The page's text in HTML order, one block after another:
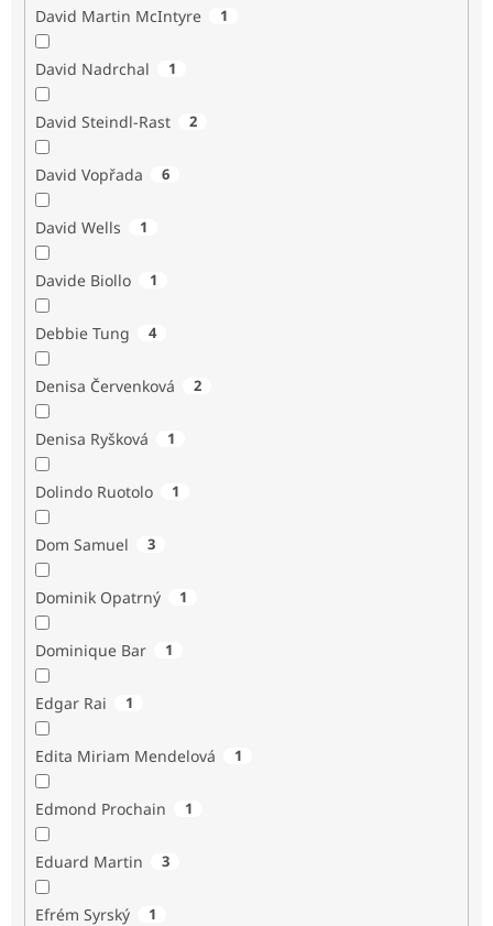
David Martin McIntyre 1
David Nadrchal 1
David Steindl-Rast 2
David Vopřada 6
David Wells 1
Davide Biollo 1
Debbie Tung 4
Denisa Červenková 2
Denisa Ryšková 1
Dolindo Ruotolo 1
Dom Samuel 3
Dominik Opatrný 1
Dominique Bar 1
Edgar Rai 1
Edita Miriam Mendelová 1
Edmond Prochain 1
Eduard Martin 3
Efrém Syrský 1